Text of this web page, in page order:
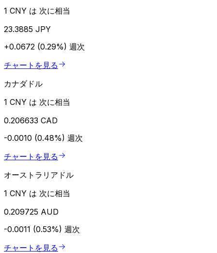
1 CNY は 次に相当
23.3885 JPY
+0.0672 (0.29%) 週次
チャートを見る
カナダドル
1 CNY は 次に相当
0.206633 CAD
-0.0010 (0.48%) 週次
チャートを見る
オーストラリアドル
1 CNY は 次に相当
0.209725 AUD
-0.0011 (0.53%) 週次
チャートを見る